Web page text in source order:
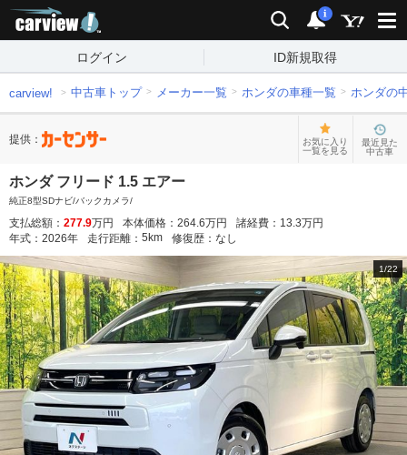
検索 通知
i
ログイン ID新規取得
carview! 中古車トップ メーカー一覧 ホンダの車種一覧 ホンダの
提供：
お気に入り
一覧を見る
最近見た
中古車
ホンダ フリード 1.5 エアー
純正8型SDナビ/バックカメラ/
支払総額： 277.9万円 本体価格： 264.6万円 諸経費： 13.3万円
年式： 2026年 走行距離： 5 km 修復歴： なし
1/22